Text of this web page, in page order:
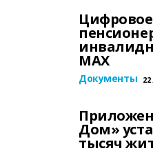
МАХ
Документы
Дом»
тысяч